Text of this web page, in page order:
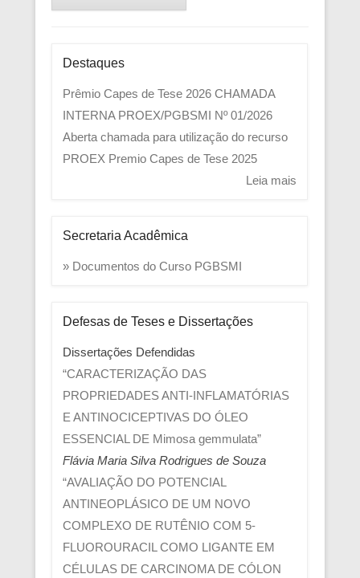
Destaques
Prêmio Capes de Tese 2026 CHAMADA
INTERNA PROEX/PGBSMI Nº 01/2026
Aberta chamada para utilização do recurso
PROEX Premio Capes de Tese 2025
Leia mais
Secretaria Acadêmica
» Documentos do Curso PGBSMI
Defesas de Teses e Dissertações
Dissertações Defendidas
“CARACTERIZAÇÃO DAS
PROPRIEDADES ANTI-INFLAMATÓRIAS
E ANTINOCICEPTIVAS DO ÓLEO
ESSENCIAL DE Mimosa gemmulata”
Flávia Maria Silva Rodrigues de Souza
“AVALIAÇÃO DO POTENCIAL
ANTINEOPLÁSICO DE UM NOVO
COMPLEXO DE RUTÊNIO COM 5-
FLUOROURACIL COMO LIGANTE EM
CÉLULAS DE CARCINOMA DE CÓLON